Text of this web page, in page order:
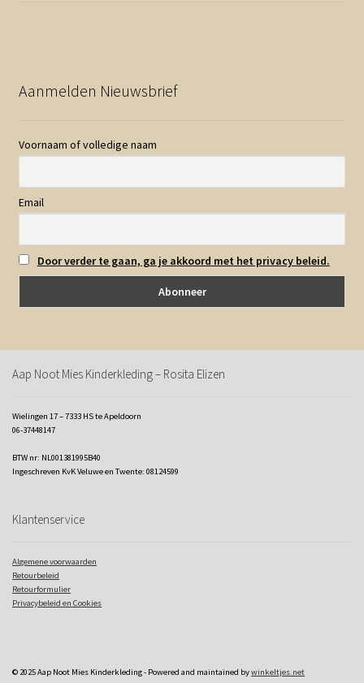
Aanmelden Nieuwsbrief
Voornaam of volledige naam
Email
Door verder te gaan, ga je akkoord met het privacy beleid.
Aap Noot Mies Kinderkleding – Rosita Elizen
Wielingen 17 – 7333 HS te Apeldoorn
06-37448147
BTW nr: NL001381995B40
Ingeschreven KvK Veluwe en Twente: 08124599
Klantenservice
Algemene voorwaarden
Retourbeleid
Retourformulier
Privacybeleid en Cookies
© 2025 Aap Noot Mies Kinderkleding - Powered and maintained bywinkeltjes.net